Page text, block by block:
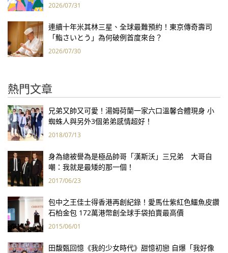
2026/07/31
連續十年米其林三星、全球最難預約！東京傳奇壽司
「鮨さいとう」為何破例首度來台？
2026/07/30
熱門文章
兄弟又帥又可愛！湯姆荷蘭一家六口溫馨合體現身 小
蜘蛛人與另外3個弟弟感情超好！
2018/07/13
身為總被譽為是極品帥哥「漢斯沃」三兄弟 大哥自
嘲：我就是最矮的那一個！
2017/06/23
包中之王佳士得香港再創紀錄！愛馬仕紫紅色鱷魚皮鑽
石柏金包 172萬港幣創全球手袋拍賣最高價
2015/06/01
田馥甄回憶《我的少女時代》甜憶初戀 自爆「我好像